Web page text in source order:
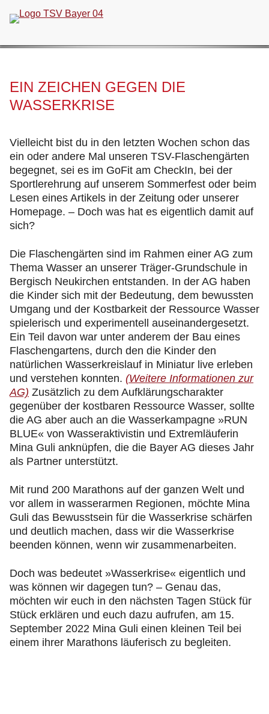
überspringen
EIN ZEICHEN GEGEN DIE
WASSERKRISE
Vielleicht bist du in den letzten Wochen schon das
ein oder andere Mal unseren TSV-Flaschengärten
begegnet, sei es im GoFit am CheckIn, bei der
Sportlerehrung auf unserem Sommerfest oder beim
Lesen eines Artikels in der Zeitung oder unserer
Homepage. – Doch was hat es eigentlich damit auf
sich?
Die Flaschengärten sind im Rahmen einer AG zum
Thema Wasser an unserer Träger-Grundschule in
Bergisch Neukirchen entstanden. In der AG haben
die Kinder sich mit der Bedeutung, dem bewussten
Umgang und der Kostbarkeit der Ressource Wasser
spielerisch und experimentell auseinandergesetzt.
Ein Teil davon war unter anderem der Bau eines
Flaschengartens, durch den die Kinder den
natürlichen Wasserkreislauf in Miniatur live erleben
und verstehen konnten. (Weitere Informationen zur
AG) Zusätzlich zu dem Aufklärungscharakter
gegenüber der kostbaren Ressource Wasser, sollte
die AG aber auch an die Wasserkampagne »RUN
BLUE« von Wasseraktivistin und Extremläuferin
Mina Guli anknüpfen, die die Bayer AG dieses Jahr
als Partner unterstützt.
Mit rund 200 Marathons auf der ganzen Welt und
vor allem in wasserarmen Regionen, möchte Mina
Guli das Bewusstsein für die Wasserkrise schärfen
und deutlich machen, dass wir die Wasserkrise
beenden können, wenn wir zusammenarbeiten.
Doch was bedeutet »Wasserkrise« eigentlich und
was können wir dagegen tun? – Genau das,
möchten wir euch in den nächsten Tagen Stück für
Stück erklären und euch dazu aufrufen, am 15.
September 2022 Mina Guli einen kleinen Teil bei
einem ihrer Marathons läuferisch zu begleiten.